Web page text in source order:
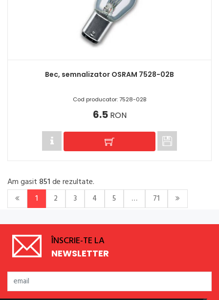
Bec, semnalizator OSRAM 7528-02B
Cod producator: 7528-02B
6.5RON
Am gasit 851de rezultate.
1 2 3 4 5 … 71
ÎNSCRIE-TE LA
NEWSLETTER